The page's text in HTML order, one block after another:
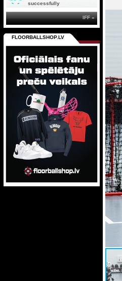
successfully
IFF »
FLOORBALLSHOP.LV